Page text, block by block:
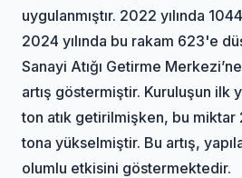
uygulanmıştır. 2022 yılında
2024 yılında bu rakam 623'e
Sanayi Atığı Getirme
artış göstermiştir. Kuruluşun ilk
ton atık getirilmişken, bu miktar
tona yükselmiştir. Bu artış,
olumlu etkisini göstermektedir.